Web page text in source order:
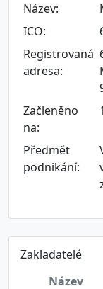
Název:
ICO:
Registrovaná
adresa:
Začleněno
na:
Předmět
podnikání:
Zakladatelé
Název